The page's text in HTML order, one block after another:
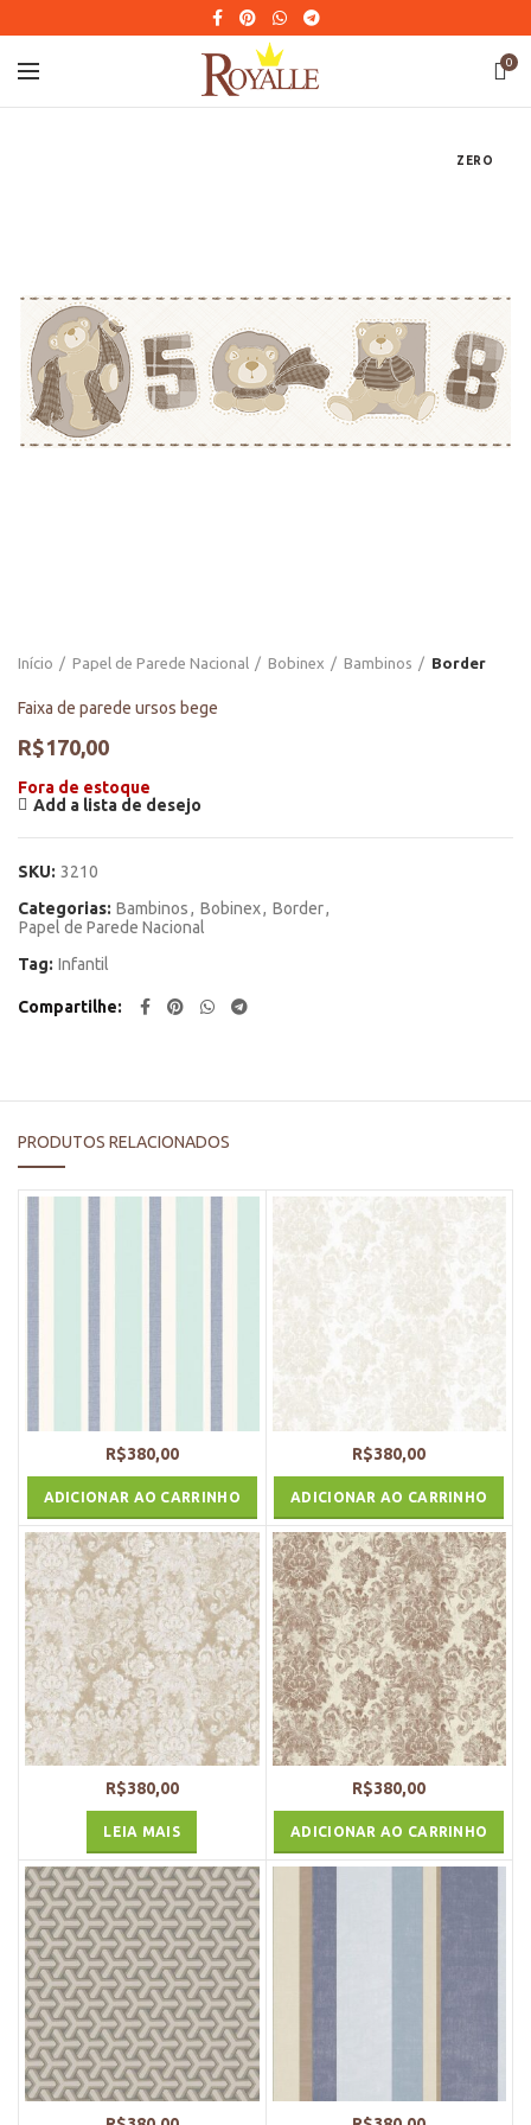
0
ZERO
Início Papel de Parede Nacional Bobinex Bambinos Border
Faixa de parede ursos bege
R$170,00
Fora de estoque
Add a lista de desejo
SKU: 3210
Categorias: Bambinos, Bobinex, Border,
Papel de Parede Nacional
Tag: Infantil
Compartilhe
PRODUTOS RELACIONADOS
R$380,00
ADICIONAR AO CARRINHO
R$380,00
ADICIONAR AO CARRINHO
R$380,00
LEIA MAIS
R$380,00
ADICIONAR AO CARRINHO